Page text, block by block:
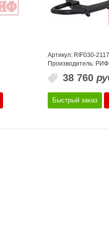
Артикул: RIF030-
Производитель: РИФ
38 760
Быстрый заказ